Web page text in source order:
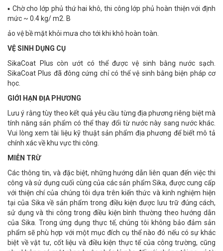
▪ Chờ cho lớp phủ thứ hai khô, thi công lớp phủ hoàn thiện với định
mức ~ 0.4 kg/ m2. B
ảo vệ bề mặt khỏi mưa cho tới khi khô hoàn toàn.
VỆ SINH DỤNG CỤ
SikaCoat Plus còn ướt có thể được vệ sinh bằng nước sạch.
SikaCoat Plus đã đông cứng chỉ có thể vệ sinh bằng biện pháp cơ
học.
GIỚI HẠN ĐỊA PHƯƠNG
Lưu ý rằng tùy theo kết quả yêu cầu từng địa phương riêng biệt mà
tính năng sản phẩm có thể thay đổi từ nước này sang nước khác.
Vui lòng xem tài liệu kỹ thuật sản phẩm địa phương để biết mô tả
chính xác về khu vực thi công.
MIỄN TRỪ
Các thông tin, và đặc biệt, những hướng dẫn liên quan đến việc thi
công và sử dụng cuối cùng của các sản phẩm Sika, được cung cấp
với thiện chí của chúng tôi dựa trên kiến thức và kinh nghiệm hiện
tại của Sika về sản phẩm trong điều kiện được lưu trữ đúng cách,
sử dụng và thi công trong điều kiện bình thường theo hướng dẫn
của Sika. Trong ứng dụng thực tế, chúng tôi không bảo đảm sản
phẩm sẽ phù hợp với một mục đích cụ thể nào đó nếu có sự khác
biệt về vật tư, cốt liệu và điều kiện thực tế của công trường, cũng